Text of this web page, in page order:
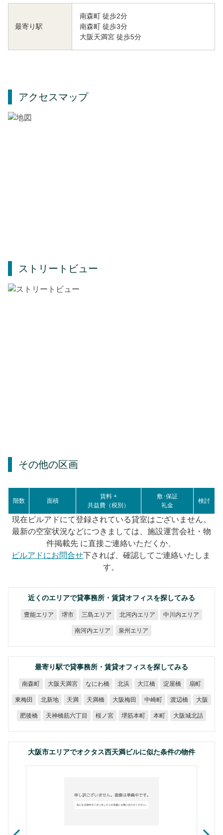
最寄り駅
南森町 徒歩2分
南森町 徒歩3分
大阪天満宮 徒歩5分
アクセスマップ
ストリートビュー
その他の区画
階数 面積
賃料 +
共益費（税別）
敷･保証
礼金
検討
現在ビルアドにて登録されている貸室はございません。
最新の空室状況などにつきましては、施設運営会社・物
件掲載先 に直接ご連絡いただくか、
ビルアドにお問合せ下されば、確認してご連絡いたしま
す。
近くのエリアで貸事務所・賃貸オフィスを探してみる
豊能エリア 堺市 三島エリア 北河内エリア 中川内エリア
南河内エリア 泉州エリア
最寄り駅で貸事務所・賃貸オフィスを探してみる
南森町 大阪天満宮 なにわ橋 北浜 大江橋 淀屋橋 扇町
東梅田 北新地 天満 天満橋 大阪梅田 中崎町 渡辺橋 大阪
肥後橋 天神橋筋六丁目 桜ノ宮 堺筋本町 本町 大阪城北詰
大阪市エリアでオクタス西天満ビルに似た条件の物件